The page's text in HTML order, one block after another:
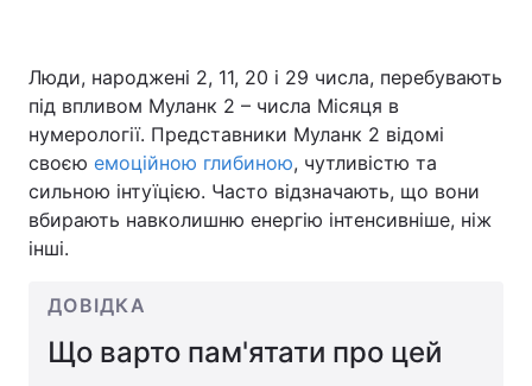
Люди, народжені 2, 11, 20 і 29 числа, перебувають
під впливом Муланк 2 – числа Місяця в
нумерології. Представники Муланк 2 відомі
своєю емоційною глибиною, чутливістю та
сильною інтуїцією. Часто відзначають, що вони
вбирають навколишню енергію інтенсивніше, ніж
інші.
ДОВІДКА
Що варто пам'ятати про цей